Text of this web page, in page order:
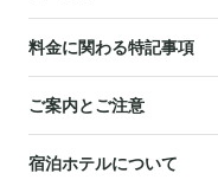
料金に関わる特記事項
ご案内とご注意
宿泊ホテルについて